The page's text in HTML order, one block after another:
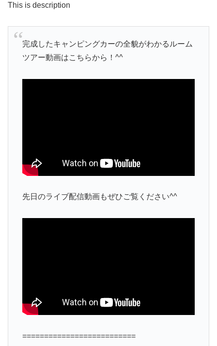
This is description
完成したキャンピングカーの全貌がわかるルーム
ツアー動画はこちらから！^^
先日のライブ配信動画もぜひご覧ください^^
==========================